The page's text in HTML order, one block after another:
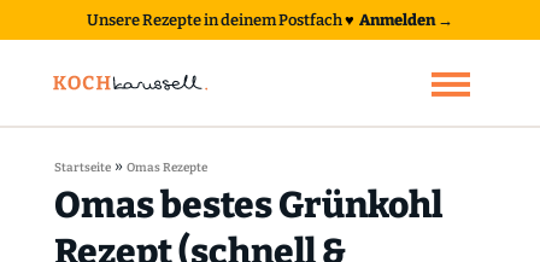
Unsere Rezepte in deinem Postfach♥ Anmelden →
Startseite» Omas Rezepte
Omas bestes Grünkohl
Rezept (schnell &